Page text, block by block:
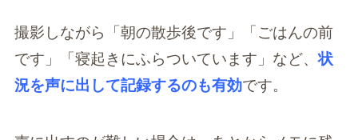
撮影しながら「朝の散歩後です」「ごはんの前
です」「寝起きにふらついています」など、状
況を声に出して記録するのも有効です。